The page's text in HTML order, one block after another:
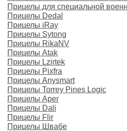
Прицелы для специальной
Прицелы Dedal
Прицелы iRay
Прицелы Sytong
Прицелы RikaNV
Прицелы Atak
Прицелы Lzirtek
Прицелы Pixfra
Прицелы Anysmart
Прицелы Torrey Pines Logic
Прицелы Aper
Прицелы Dali
Прицелы Flir
Прицелы Швабе